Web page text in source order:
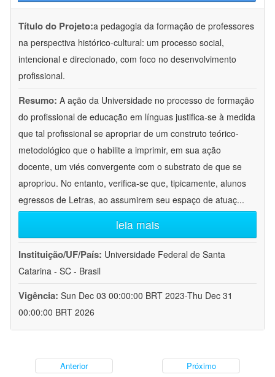
Título do Projeto:a pedagogia da formação de professores
na perspectiva histórico-cultural: um processo social,
intencional e direcionado, com foco no desenvolvimento
profissional.
Resumo: A ação da Universidade no processo de formação
do profissional de educação em línguas justifica-se à medida
que tal profissional se apropriar de um construto teórico-
metodológico que o habilite a imprimir, em sua ação
docente, um viés convergente com o substrato de que se
apropriou. No entanto, verifica-se que, tipicamente, alunos
egressos de Letras, ao assumirem seu espaço de atuaç...
leia mais
Instituição/UF/País: Universidade Federal de Santa
Catarina - SC - Brasil
Vigência: Sun Dec 03 00:00:00 BRT 2023-Thu Dec 31
00:00:00 BRT 2026
Anterior Próximo